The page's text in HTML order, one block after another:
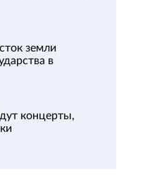
земли
в
концерты,